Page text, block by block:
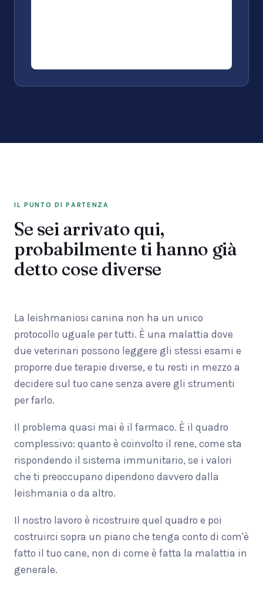
IL PUNTO DI PARTENZA
Se sei arrivato qui,
probabilmente ti hanno già
detto cose diverse
La leishmaniosi canina non ha un unico
protocollo uguale per tutti. È una malattia dove
due veterinari possono leggere gli stessi esami e
proporre due terapie diverse, e tu resti in mezzo a
decidere sul tuo cane senza avere gli strumenti
per farlo.
Il problema quasi mai è il farmaco. È il quadro
complessivo: quanto è coinvolto il rene, come sta
rispondendo il sistema immunitario, se i valori
che ti preoccupano dipendono davvero dalla
leishmania o da altro.
Il nostro lavoro è ricostruire quel quadro e poi
costruirci sopra un piano che tenga conto di com'è
fatto il tuo cane, non di come è fatta la malattia in
generale.